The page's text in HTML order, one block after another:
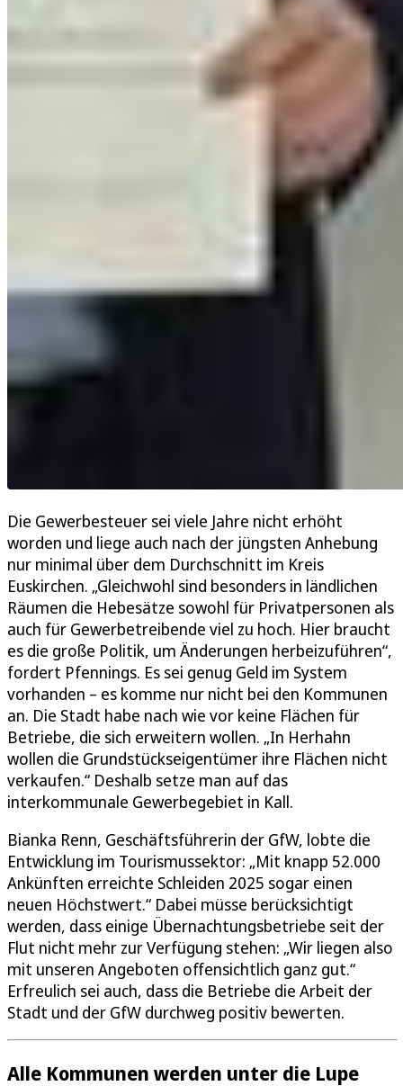
Die Gewerbesteuer sei viele Jahre nicht erhöht
worden und liege auch nach der jüngsten Anhebung
nur minimal über dem Durchschnitt im Kreis
Euskirchen. „Gleichwohl sind besonders in ländlichen
Räumen die Hebesätze sowohl für Privatpersonen als
auch für Gewerbetreibende viel zu hoch. Hier braucht
es die große Politik, um Änderungen herbeizuführen“,
fordert Pfennings. Es sei genug Geld im System
vorhanden – es komme nur nicht bei den Kommunen
an. Die Stadt habe nach wie vor keine Flächen für
Betriebe, die sich erweitern wollen. „In Herhahn
wollen die Grundstückseigentümer ihre Flächen nicht
verkaufen.“ Deshalb setze man auf das
interkommunale Gewerbegebiet in Kall.
Bianka Renn, Geschäftsführerin der GfW, lobte die
Entwicklung im Tourismussektor: „Mit knapp 52.000
Ankünften erreichte Schleiden 2025 sogar einen
neuen Höchstwert.“ Dabei müsse berücksichtigt
werden, dass einige Übernachtungsbetriebe seit der
Flut nicht mehr zur Verfügung stehen: „Wir liegen also
mit unseren Angeboten offensichtlich ganz gut.“
Erfreulich sei auch, dass die Betriebe die Arbeit der
Stadt und der GfW durchweg positiv bewerten.
Alle Kommunen werden unter die Lupe